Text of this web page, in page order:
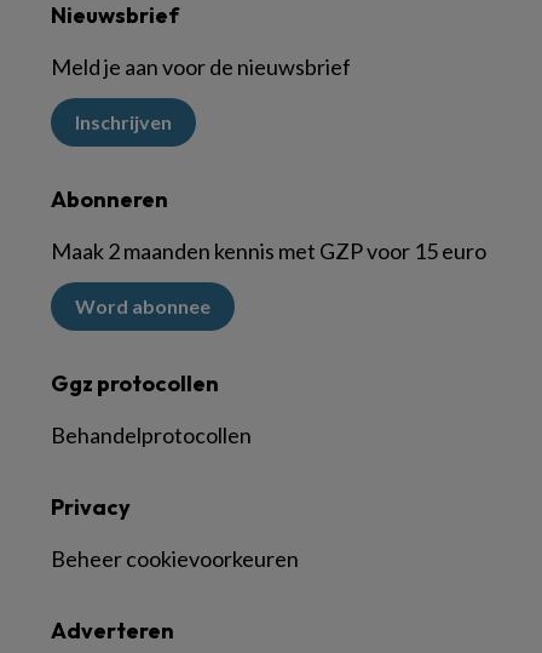
Nieuwsbrief
Meld je aan voor de nieuwsbrief
Inschrijven
Abonneren
Maak 2 maanden kennis met GZP voor 15 euro
Word abonnee
Ggz protocollen
Behandelprotocollen
Adverteren
Privacy
Beheer cookievoorkeuren